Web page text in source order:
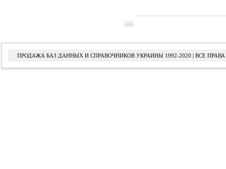
ПРОДАЖА БАЗ ДАННЫХ И СПРАВОЧНИКОВ УКРАИНЫ 1992-2020 | ВСЕ